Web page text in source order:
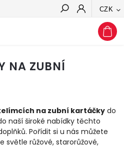
CZK
Hledat
NA ZUBNÍ
na zubní kartáčky do
naší široké nabídky těchto
Pořídit si u nás můžete
světle růžové, starorůžové,